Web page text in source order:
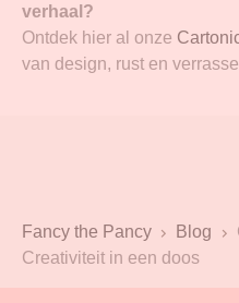
verhaal?
Ontdek hier al onze
van design, rust en
Fancy the Pancy Blog
Creativiteit in een doos